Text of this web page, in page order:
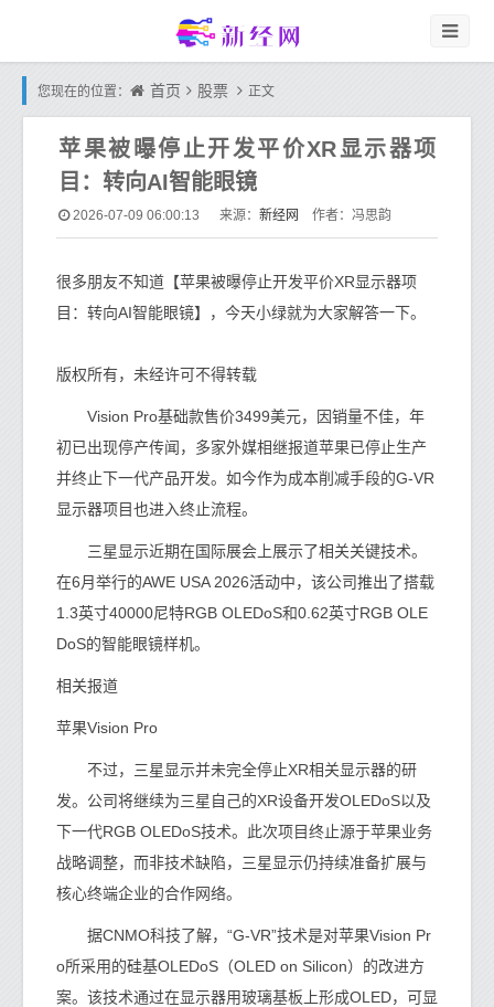
您现在的位置： 首页 股票 正文
苹果被曝停止开发平价XR显示器项
目：转向AI智能眼镜
2026-07-09 06:00:13 来源： 新经网 作者：冯思韵
很多朋友不知道【苹果被曝停止开发平价XR显示器项
目：转向AI智能眼镜】，今天小绿就为大家解答一下。
版权所有，未经许可不得转载
Vision Pro基础款售价3499美元，因销量不佳，年
初已出现停产传闻，多家外媒相继报道苹果已停止生产
并终止下一代产品开发。如今作为成本削减手段的G-VR
显示器项目也进入终止流程。
三星显示近期在国际展会上展示了相关关键技术。
在6月举行的AWE USA 2026活动中，该公司推出了搭载
1.3英寸40000尼特RGB OLEDoS和0.62英寸RGB OLE
DoS的智能眼镜样机。
相关报道
苹果Vision Pro
不过，三星显示并未完全停止XR相关显示器的研
发。公司将继续为三星自己的XR设备开发OLEDoS以及
下一代RGB OLEDoS技术。此次项目终止源于苹果业务
战略调整，而非技术缺陷，三星显示仍持续准备扩展与
核心终端企业的合作网络。
据CNMO科技了解，“G-VR”技术是对苹果Vision Pr
o所采用的硅基OLEDoS（OLED on Silicon）的改进方
案。该技术通过在显示器用玻璃基板上形成OLED，可显